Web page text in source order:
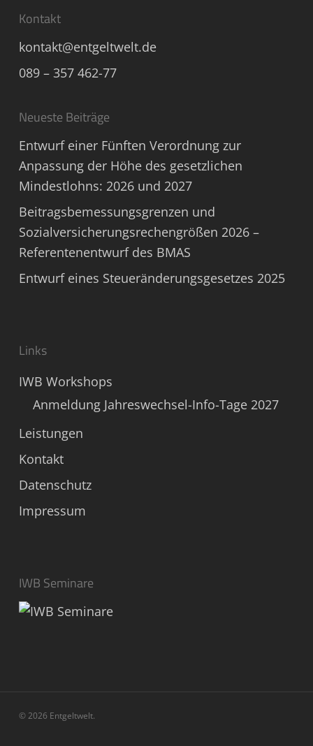
Kontakt
kontakt@entgeltwelt.de
089 – 357 462-77
Neueste Beiträge
Entwurf einer Fünften Verordnung zur
Anpassung der Höhe des gesetzlichen
Mindestlohns: 2026 und 2027
Beitragsbemessungsgrenzen und
Sozialversicherungsrechengrößen 2026 –
Referentenentwurf des BMAS
Entwurf eines Steueränderungsgesetzes 2025
Links
IWB Workshops
Anmeldung Jahreswechsel-Info-Tage 2027
Leistungen
Kontakt
Datenschutz
Impressum
IWB Seminare
© 2026 Entgeltwelt.